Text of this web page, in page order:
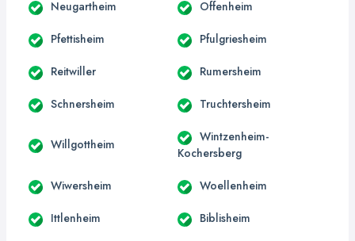
Neugartheim Offenheim
Pfettisheim Pfulgriesheim
Reitwiller Rumersheim
Schnersheim Truchtersheim
Willgottheim
Wintzenheim-
Kochersberg
Wiwersheim Woellenheim
Ittlenheim Biblisheim